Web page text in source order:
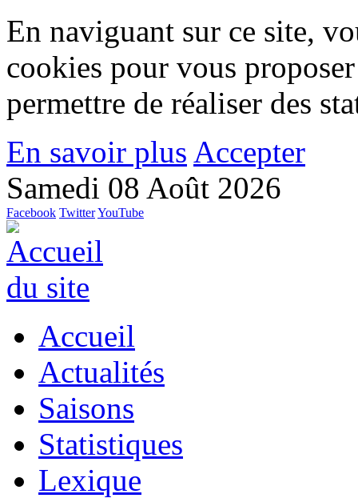
En naviguant sur ce site,
cookies pour vous
permettre de réaliser des
En savoir plus Accepter
Samedi 08 Août 2026
Facebook TwitterYouTube
Accueil
Actualités
Saisons
Statistiques
Lexique